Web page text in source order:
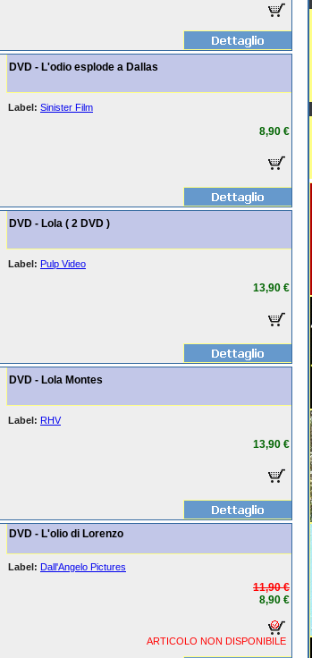
DVD - L'odio esplode a Dallas
Label: Sinister Film
8,90 €
DVD - Lola ( 2 DVD )
Label: Pulp Video
13,90 €
DVD - Lola Montes
Label: RHV
13,90 €
DVD - L'olio di Lorenzo
Label: Dall'Angelo Pictures
11,90 €
8,90 €
ARTICOLO NON DISPONIBILE